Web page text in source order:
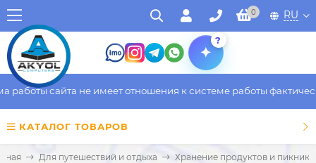
0 RU
?
сайта не имеет отношения к системе работы
КАТАЛОГ ТОВАРОВ
Для путешествий и отдыха Хранение продуктов и пикник